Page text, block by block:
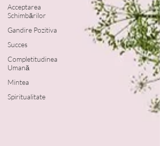
Acceptarea
Schimbărilor
Gandire Pozitiva
Succes
Completitudinea
Umană
Mintea
Spiritualitate